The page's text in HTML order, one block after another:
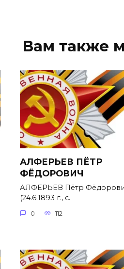
Вам также
АЛФЕРЬЕВ ПЁТР
ФЁДОРОВИЧ
АЛФЕРЬЕВ Пётр
(24.6.1893 г., с.
0 112